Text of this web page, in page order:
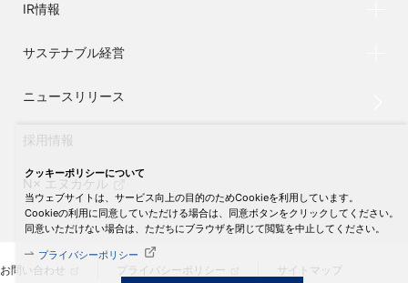
クッキーポリシーについて
当ウェブサイトは、サービス向上の目的のためCookieを利用しています。
Cookieの利用に同意していただける場合は、同意ボタンをクリックしてください。
同意いただけない場合は、ただちにブラウザを閉じて閲覧を中止してください。
プライバシーポリシー
IR情報
サステナブル経営
ニュースリリース
採用情報
N× エヌカケル
お問い合わせ プライバシーポリシー サイトマップ